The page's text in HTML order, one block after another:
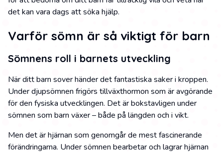
det kan vara dags att söka hjälp.
Varför sömn är så viktigt för barn
Sömnens roll i barnets utveckling
När ditt barn sover händer det fantastiska saker i kroppen.
Under djupsömnen frigörs tillväxthormon som är avgörande
för den fysiska utvecklingen. Det är bokstavligen under
sömnen som barn växer – både på längden och i vikt.
Men det är hjärnan som genomgår de mest fascinerande
förändringarna. Under sömnen bearbetar och lagrar hjärnan